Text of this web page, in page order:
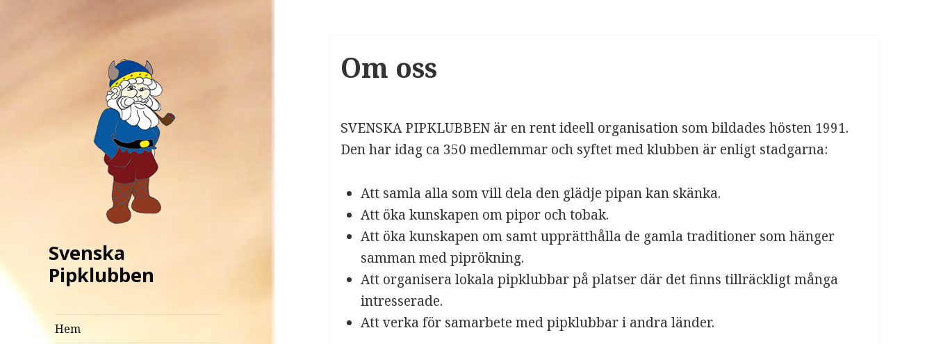
Svenska
Pipklubben
Hem
Om oss
SVENSKA PIPKLUBBEN är en rent ideell organisation som bildades hösten 1991.
Den har idag ca 350 medlemmar och syftet med klubben är enligt stadgarna:
Att samla alla som vill dela den glädje pipan kan skänka.
Att öka kunskapen om pipor och tobak.
Att öka kunskapen om samt upprätthålla de gamla traditioner som hänger
samman med piprökning.
Att organisera lokala pipklubbar på platser där det finns tillräckligt många
intresserade.
Att verka för samarbete med pipklubbar i andra länder.